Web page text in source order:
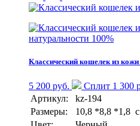
натуральности 100%
Классический кошелек из кожи
5 200 руб.
Сплит 1 300
Артикул:
kz-194
Размеры:
10,8 *8,8 *1,8